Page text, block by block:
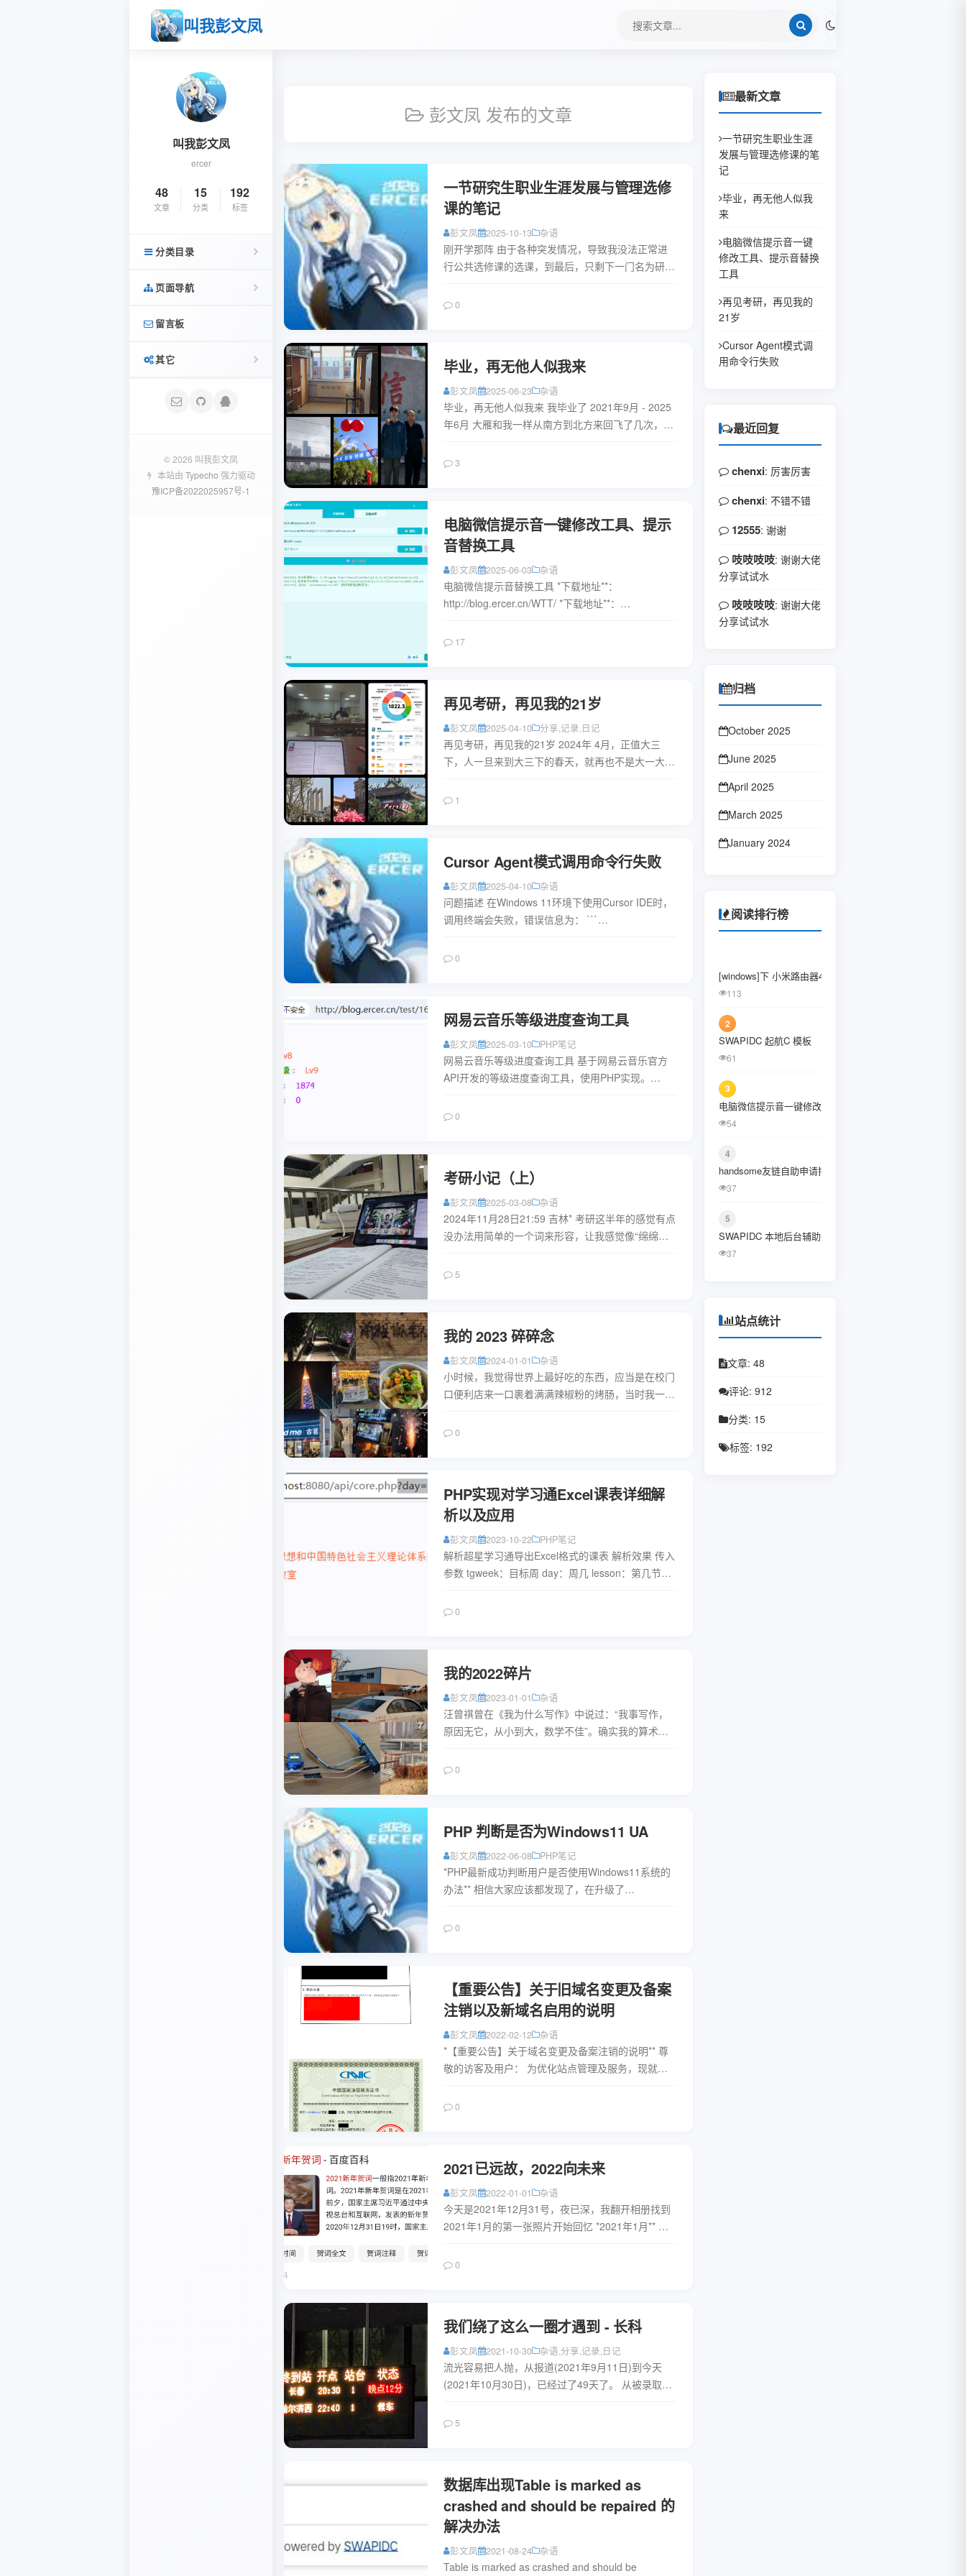
叫我彭文凤
叫我彭文凤
ercer
48
文章
15
分类
192
标签
分类目录
杂语
SWAPIDC
分享
日记
Typecho
页面导航
首页
文迹
闲言碎语
留言板
其它
登录
评论 RSS
© 2026 叫我彭文凤
本站由 Typecho 强力驱动
豫ICP备2022025957号-1
彭文凤 发布的文章
一节研究生职业生涯发展与管理选修
课的笔记
彭文凤 2025-10-13 杂语
刚开学那阵 由于各种突发情况，导致我没法正常进
行公共选修课的选课，到最后，只剩下一门名为研究
许，是本科阶段的就业必修...
0
毕业，再无他人似我来
彭文凤 2025-06-23 杂语
毕业，再无他人似我来 我毕业了 2021年9月 - 2025
年6月 大雁和我一样从南方到北方来回飞了几次，我
代结...
3
电脑微信提示音一键修改工具、提示
音替换工具
彭文凤 2025-06-03 杂语
电脑微信提示音替换工具 *下载地址**：
http://blog.ercer.cn/WTT/ *下载地址**：
17
再见考研，再见我的21岁
彭文凤 2025-04-10 分享,记录,日记
再见考研，再见我的21岁 2024年 4月，正值大三
下，人一旦来到大三下的春天，就再也不是大一大二
琐事夹杂着看不到...
1
Cursor Agent模式调用命令行失败
彭文凤 2025-04-10 杂语
问题描述 在Windows 11环境下使用Cursor IDE时，
调用终端会失败，错误信息为： ```
0
网易云音乐等级进度查询工具
彭文凤 2025-03-10 PHP笔记
网易云音乐等级进度查询工具 基于网易云音乐官方
API开发的等级进度查询工具，使用PHP实现。
听歌量和登录天数...
0
考研小记（上）
彭文凤 2025-03-08 杂语
2024年11月28日21:59 吉林* 考研这半年的感觉有点
没办法用简单的一个词来形容，让我感觉像“绵绵不
而是一...
5
我的 2023 碎碎念
彭文凤 2024-01-01 杂语
小时候，我觉得世界上最好吃的东西，应当是在校门
口便利店来一口裹着满满辣椒粉的烤肠，当时我一边
着：“等我有零花钱了，天...
0
PHP实现对学习通Excel课表详细解
析以及应用
彭文凤 2023-10-22 PHP笔记
解析超星学习通导出Excel格式的课表 解析效果 传入
参数 tgweek：目标周 day：周几 lesson：第几节课
0
我的2022碎片
彭文凤 2023-01-01 杂语
汪曾祺曾在《我为什么写作》中说过：“我事写作，
原因无它，从小到大，数学不佳”。确实我的算术能
下文字。 有点没想到自...
0
PHP 判断是否为Windows11 UA
彭文凤 2022-06-08 PHP笔记
*PHP最新成功判断用户是否使用Windows11系统的
办法** 相信大家应该都发现了，在升级了
并且显示...
0
【重要公告】关于旧域名变更及备案
注销以及新域名启用的说明
彭文凤 2022-02-12 杂语
*【重要公告】关于域名变更及备案注销的说明** 尊
敬的访客及用户： 为优化站点管理及服务，现就本
域名变更说...
0
2021已远故，2022向未来
彭文凤 2022-01-01 杂语
今天是2021年12月31号，夜已深，我翻开相册找到
2021年1月的第一张照片开始回忆 *2021年1月** ，
背...
0
我们绕了这么一圈才遇到 - 长科
彭文凤 2021-10-30 杂语,分享,记录,日记
流光容易把人抛，从报道(2021年9月11日)到今天
(2021年10月30日)，已经过了49天了。 从被录取后
着关...
5
数据库出现Table is marked as
crashed and should be repaired 的
解决办法
彭文凤 2021-08-24 杂语
Table is marked as crashed and should be
最新文章
一节研究生职业生涯
发展与管理选修课的笔
记
毕业，再无他人似我
来
电脑微信提示音一键
修改工具、提示音替换
工具
再见考研，再见我的
21岁
Cursor Agent模式调
用命令行失败
最近回复
chenxi: 厉害厉害
chenxi: 不错不错
12555: 谢谢
吱吱吱吱: 谢谢大佬
分享试试水
吱吱吱吱: 谢谢大佬
分享试试水
归档
October 2025
June 2025
April 2025
March 2025
January 2024
June 2022
January 2022
August 2021
February 2021
December 2020
November 2020
September 2020
June 2020
March 2020
阅读排行榜
[windows]下 小米路由器4C刷入openwrt固件
113
2
SWAPIDC 起航C 模板
61
3
电脑微信提示音一键修改工具、提示音替换工具
54
4
handsome友链自助申请插件
37
5
SWAPIDC 本地后台辅助登陆插件 [CcDalao]
37
站点统计
文章: 48
评论: 912
分类: 15
标签: 192